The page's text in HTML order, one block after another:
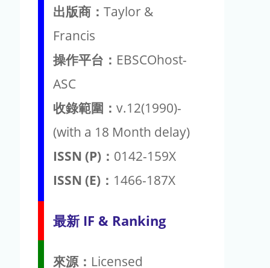
出版商： Taylor &
Francis
操作平台： EBSCOhost-
ASC
收錄範圍： v.12(1990)-
(with a 18 Month delay)
ISSN (P)： 0142-159X
ISSN (E)： 1466-187X
最新 IF & Ranking
來源： Licensed